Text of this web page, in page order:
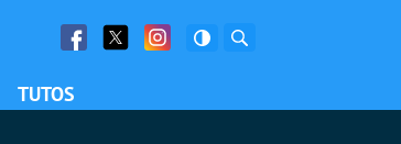
Facebook
Twitter Facebook
TUTOS